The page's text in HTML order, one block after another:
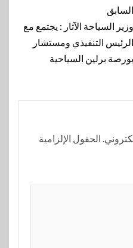
السابق
وزير السياحة الآثار : يجتمع مع
الرئيس التنفيذي ومستشار
بورصة برلين السياحية
الحقول الإلزامية